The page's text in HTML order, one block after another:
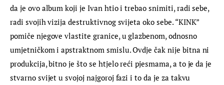
da je ovo album koji je Ivan htio i trebao snimiti, radi sebe,
radi svojih vizija destruktivnog svijeta oko sebe. “KINK”
pomiče njegove vlastite granice, u glazbenom, odnosno
umjetničkom i apstraktnom smislu. Ovdje čak nije bitna ni
produkcija, bitno je što se htjelo reći pjesmama, a to je da je
stvarno svijet u svojoj najgoroj fazi i to da je za takvu